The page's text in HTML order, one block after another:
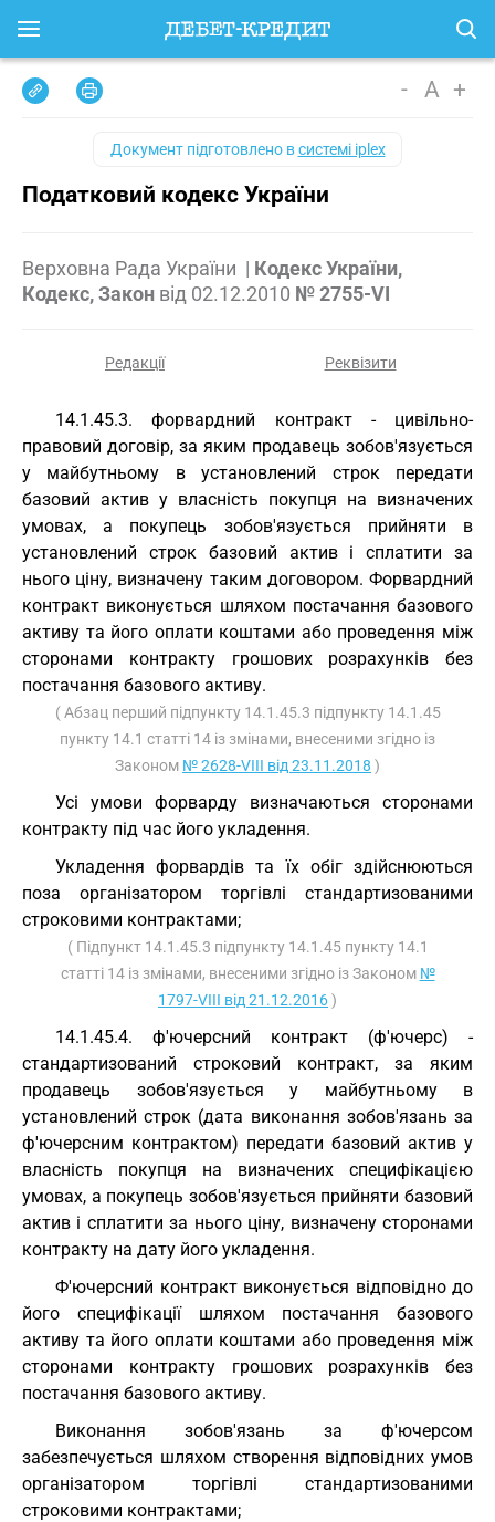
- A +
Документ підготовлено всистемі iplex
Податковий кодекс України
Верховна Рада України | Кодекс України,
Кодекс, Закон від 02.12.2010 № 2755-VI
Редакції Реквізити
14.1.45.3. форвардний контракт - цивільно-
правовий договір, за яким продавець зобов'язується
у майбутньому в установлений строк передати
базовий актив у власність покупця на визначених
умовах, а покупець зобов'язується прийняти в
установлений строк базовий актив і сплатити за
нього ціну, визначену таким договором. Форвардний
контракт виконується шляхом постачання базового
активу та його оплати коштами або проведення між
сторонами контракту грошових розрахунків без
постачання базового активу.
( Абзац перший підпункту 14.1.45.3 підпункту 14.1.45
пункту 14.1 статті 14 із змінами, внесеними згідно із
Законом № 2628-VIII від 23.11.2018 )
Усі умови форварду визначаються сторонами
контракту під час його укладення.
Укладення форвардів та їх обіг здійснюються
поза організатором торгівлі стандартизованими
строковими контрактами;
( Підпункт 14.1.45.3 підпункту 14.1.45 пункту 14.1
статті 14 із змінами, внесеними згідно із Законом №
1797-VIII від 21.12.2016)
14.1.45.4. ф'ючерсний контракт (ф'ючерс) -
стандартизований строковий контракт, за яким
продавець зобов'язується у майбутньому в
установлений строк (дата виконання зобов'язань за
ф'ючерсним контрактом) передати базовий актив у
власність покупця на визначених специфікацією
умовах, а покупець зобов'язується прийняти базовий
актив і сплатити за нього ціну, визначену сторонами
контракту на дату його укладення.
Ф'ючерсний контракт виконується відповідно до
його специфікації шляхом постачання базового
активу та його оплати коштами або проведення між
сторонами контракту грошових розрахунків без
постачання базового активу.
Виконання зобов'язань за ф'ючерсом
забезпечується шляхом створення відповідних умов
організатором торгівлі стандартизованими
строковими контрактами;